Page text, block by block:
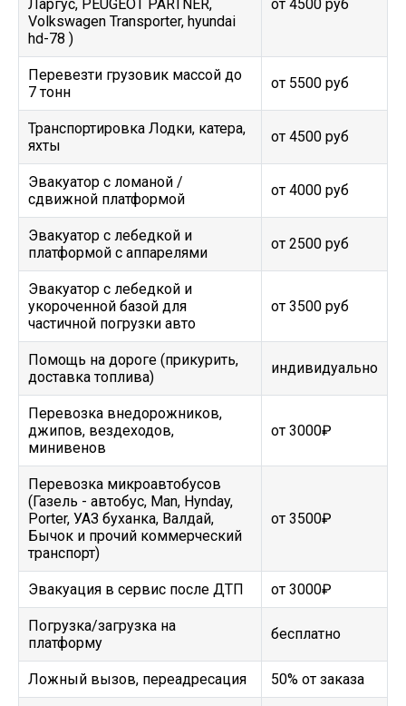
Ларгус, PEUGEOT PARTNER,
Volkswagen Transporter, hyundai
hd-78 )
от 4500 руб
Перевезти грузовик массой до
7 тонн
от 5500 руб
Транспортировка Лодки, катера,
яхты
от 4500 руб
Эвакуатор c ломаной /
сдвижной платформой
от 4000 руб
Эвакуатор с лебедкой и
платформой с аппарелями
от 2500 руб
Эвакуатор с лебедкой и
укороченной базой для
частичной погрузки авто
от 3500 руб
Помощь на дороге (прикурить,
доставка топлива)
индивидуально
Перевозка внедорожников,
джипов, вездеходов,
минивенов
от 3000₽
Перевозка микроавтобусов
(Газель - автобус, Man, Hynday,
Porter, УАЗ буханка, Валдай,
Бычок и прочий коммерческий
транспорт)
от 3500₽
Эвакуация в сервис после ДТП от 3000₽
Погрузка/загрузка на
платформу
бесплатно
Ложный вызов, переадресация 50% от заказа